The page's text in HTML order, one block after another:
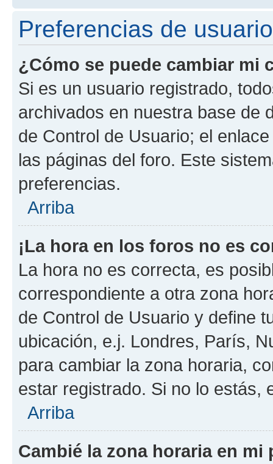
Preferencias de
¿Cómo se puede cambiar mi
Si es un usuario registrado,
archivados en nuestra base de
de Control de Usuario; el
las páginas del foro. Este
preferencias.
Arriba
¡La hora en los foros no es
La hora no es correcta, es
correspondiente a otra zona
de Control de Usuario y define
ubicación, e.j. Londres, París,
para cambiar la zona horaria,
estar registrado. Si no lo estás,
Arriba
Cambié la zona horaria en